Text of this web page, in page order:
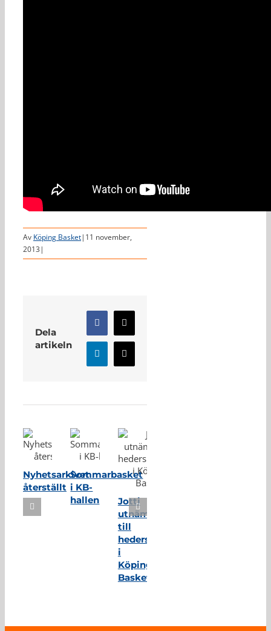
Av Köping Basket| 11 november,
2013 |
Dela
artikeln
Facebook
X
LinkedInE-
post
Nyhetsarkivet
återställt
Sommarbasket
i KB-
hallen
Jotti
utnämnd
till
hedersmedlem
i
Köping
Basket